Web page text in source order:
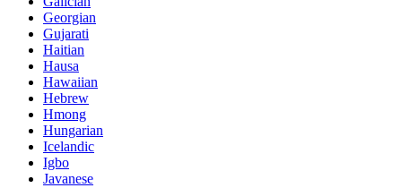
Georgian
Gujarati
Haitian
Hausa
Hawaiian
Hebrew
Hmong
Hungarian
Icelandic
Igbo
Javanese